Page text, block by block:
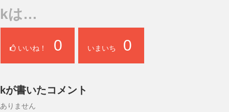
kは…
いいね！ 0 いまいち 0
kが書いたコメント
ありません